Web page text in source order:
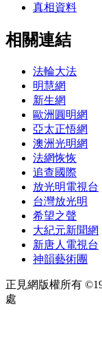
真相資料
相關連結
法輪大法
明慧網
新生網
歐洲圓明網
亞太正悟網
澳洲光明網
法網恢恢
追查國際
放光明電視台
台灣放光明
希望之聲
大紀元新聞網
新唐人電視台
神韻藝術團
正見網版權所有
處